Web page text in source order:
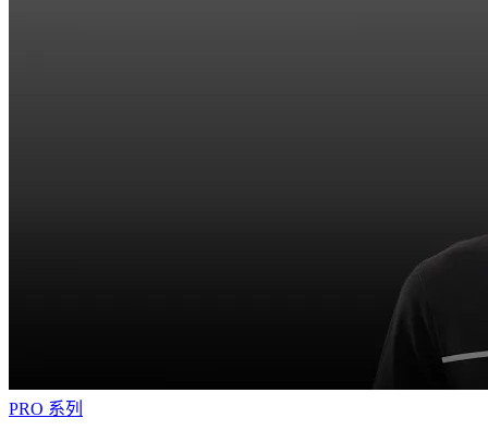
PRO 系列